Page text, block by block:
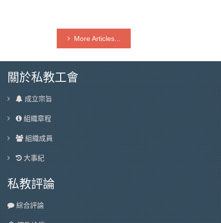
More Articles...
關於私教工會
成立宗旨
組織章程
組織成員
大事紀
私教評論
綜合評論